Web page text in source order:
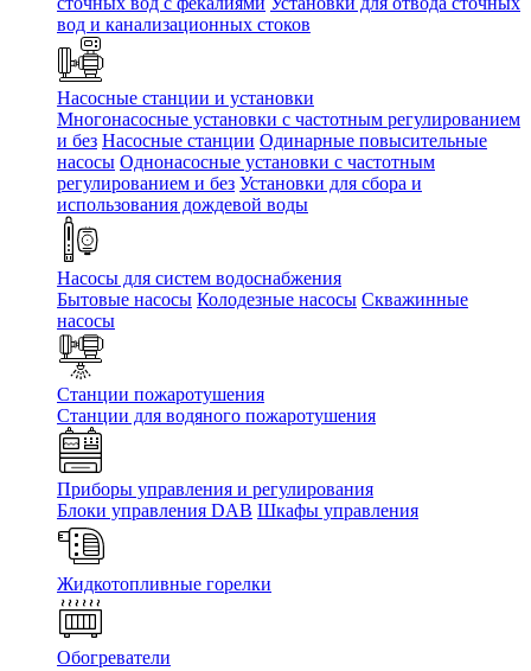
вод и канализационных стоков
Насосные станции и установки
Многонасосные установки с частотным регулированием
и без Насосные станции Одинарные повысительные
насосы Однонасосные установки с частотным
регулированием и без Установки для сбора и
использования дождевой воды
Насосы для систем водоснабжения
Бытовые насосы Колодезные насосы Скважинные
насосы
Станции пожаротушения
Станции для водяного пожаротушения
Приборы управления и регулирования
Блоки управления DAB Шкафы управления
Жидкотопливные горелки
Обогреватели